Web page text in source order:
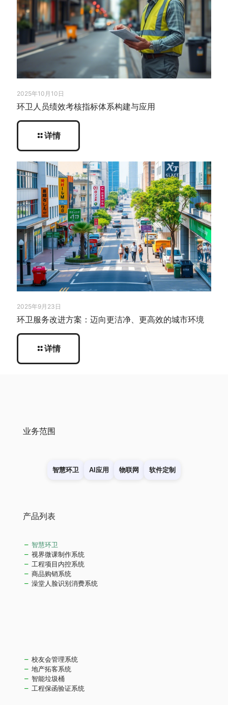
2025年10月10日
环卫人员绩效考核指标体系构建与应用
详情
2025年9月23日
环卫服务改进方案：迈向更洁净、更高效的城市环境
详情
业务范围
智慧环卫 AI应用 物联网 软件定制
产品列表
智慧环卫
视界微课制作系统
工程项目内控系统
商品购销系统
澡堂人脸识别消费系统
校友会管理系统
地产拓客系统
智能垃圾桶
工程保函验证系统